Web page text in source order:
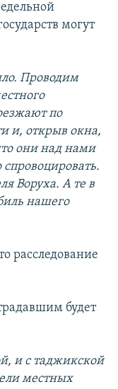
могут
Проводим
по
и, открыв окна,
они над нами
Воруха. А те в
нашего
расследование
будет
и с таджикской
местных